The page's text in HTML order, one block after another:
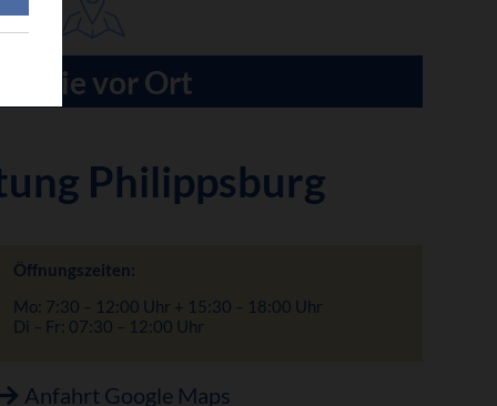
Sie vor Ort
Philippsburg
Öffnungszeiten:
Mo: 7:30 – 12:00 Uhr + 15:30 – 18:00 Uhr
Di – Fr: 07:30 – 12:00 Uhr
Anfahrt Google Maps